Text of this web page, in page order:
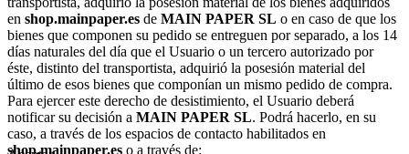
en shop.mainpaper.es de MAIN PAPER SL o en caso de que los
bienes que componen su pedido se entreguen por separado, a los 14
días naturales del día que el Usuario o un tercero autorizado por
éste, distinto del transportista, adquirió la posesión material del
último de esos bienes que componían un mismo pedido de compra.
Para ejercer este derecho de desistimiento, el Usuario deberá
notificar su decisión a MAIN PAPER SL. Podrá hacerlo, en su
caso, a través de los espacios de contacto habilitados en
shop.mainpaper.es o a través de: